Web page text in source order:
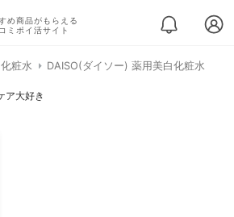
め商品がもらえる
ミポイ活サイト
化粧水 DAISO(ダイソー) 薬用美白化粧水
ア大好き